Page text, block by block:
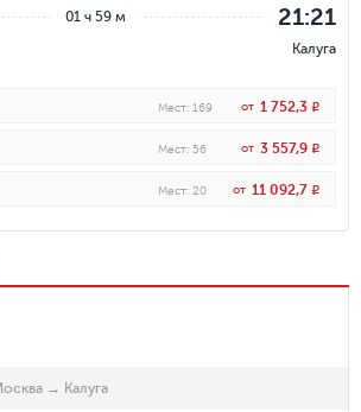
01 ч 59 м 21:21
Калуга
Мест: 169 от 1 752,3 R
Мест: 56 от 3 557,9 R
Мест: 20 от 11 092,7 R
→ Калуга